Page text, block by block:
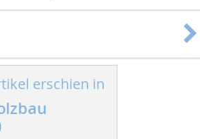
erschien in